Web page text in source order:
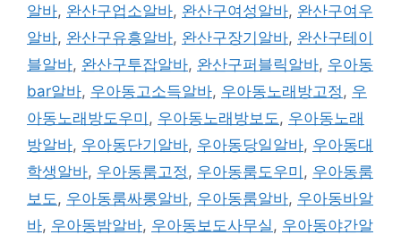
알바, 완산구업소알바, 완산구여성알바, 완산구여우
알바, 완산구유흥알바, 완산구장기알바, 완산구테이
블알바, 완산구투잡알바, 완산구퍼블릭알바, 우아동
bar알바, 우아동고소득알바, 우아동노래방고정 , 우
아동노래방도우미 , 우아동노래방보도 , 우아동노래
방알바, 우아동단기알바, 우아동당일알바, 우아동대
학생알바, 우아동룸고정 , 우아동룸도우미 , 우아동룸
보도 , 우아동룸싸롱알바, 우아동룸알바, 우아동바알
바, 우아동밤알바, 우아동보도사무실 , 우아동야간알